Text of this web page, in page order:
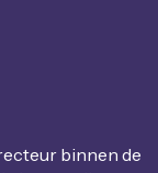
binnen de